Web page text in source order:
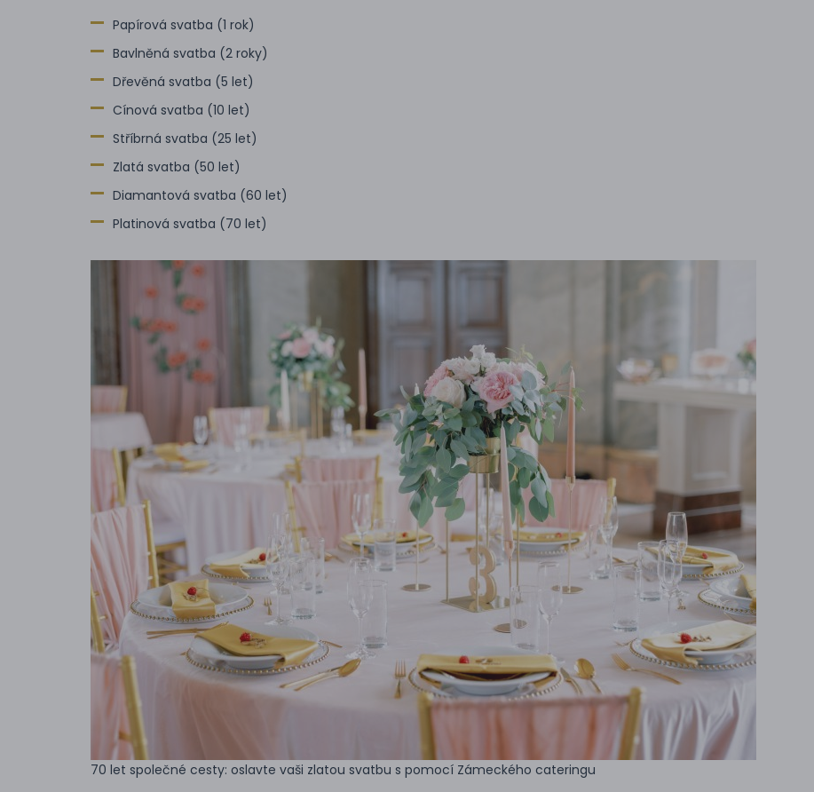
Papírová svatba (1 rok)
Bavlněná svatba (2 roky)
Dřevěná svatba (5 let)
Cínová svatba (10 let)
Stříbrná svatba (25 let)
Zlatá svatba (50 let)
Diamantová svatba (60 let)
Platinová svatba (70 let)
70 let společné cesty: oslavte vaši zlatou svatbu s pomocí Zámeckého cateringu